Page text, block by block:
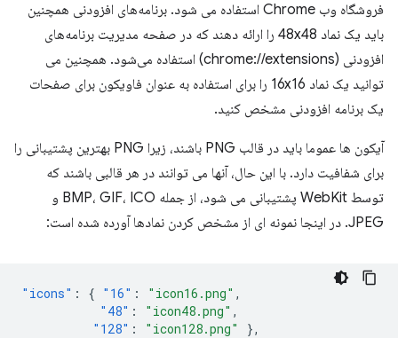
فروشگاه وب Chrome استفاده می شود. برنامه‌های افزودنی همچنین
باید یک نماد 48x48 را ارائه دهند که در صفحه مدیریت برنامه‌های
افزودنی (chrome://extensions) استفاده می‌شود. همچنین می
توانید یک نماد 16x16 را برای استفاده به عنوان فاویکون برای صفحات
یک برنامه افزودنی مشخص کنید.
آیکون ها عموما باید در قالب PNG باشند، زیرا PNG بهترین پشتیبانی را
برای شفافیت دارد. با این حال، آنها می توانند در هر قالبی باشند که
توسط WebKit پشتیبانی می شود، از جمله BMP، GIF، ICO و
JPEG. در اینجا نمونه ای از مشخص کردن نمادها آورده شده است:
"icons" : { "16" : "icon16.png" ,
"48" : "icon48.png" ,
"128" : "icon128.png" },